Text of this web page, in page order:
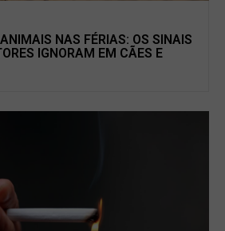
NAS FÉRIAS: OS SINAIS
IGNORAM EM CÃES E